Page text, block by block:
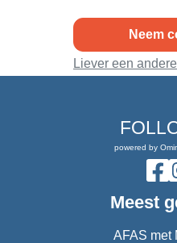
Neem
Liever een
powered by
Meest
AFAS met